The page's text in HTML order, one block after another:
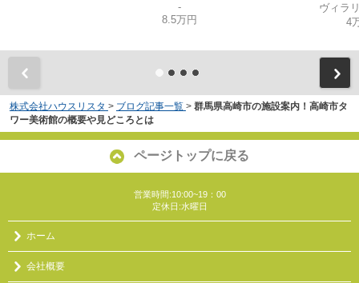
-
8.5万円
ヴィラ
4
株式会社ハウスリスタ > ブログ記事一覧 > 群馬県高崎市の施設案内！高崎市タ
ワー美術館の概要や見どころとは
ページトップに戻る
営業時間:10:00~19：00
定休日:水曜日
ホーム
会社概要